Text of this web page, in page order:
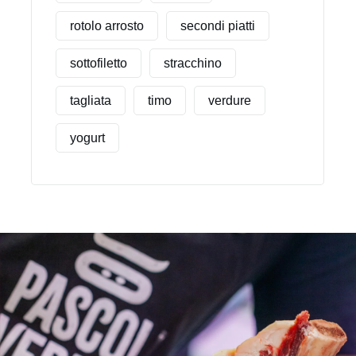
rotolo arrosto secondi piatti
sottofiletto stracchino
tagliata timo verdure
yogurt